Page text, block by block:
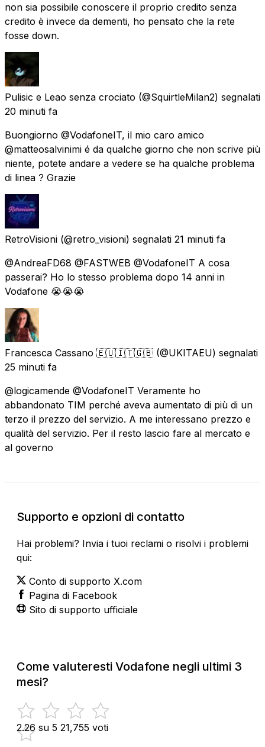
non sia possibile conoscere il proprio credito senza
credito è invece da dementi, ho pensato che la rete
fosse down.
Pulisic e Leao senza crociato (@SquirtleMilan2) segnalati
20 minuti fa
Buongiorno @VodafoneIT, il mio caro amico
@matteosalvinimi é da qualche giorno che non scrive più
niente, potete andare a vedere se ha qualche problema
di linea ? Grazie
RetroVisioni (@retro_visioni) segnalati 21 minuti fa
@AndreaFD68 @FASTWEB @VodafoneIT A cosa
passerai? Ho lo stesso problema dopo 14 anni in
Vodafone 😭😭😭
Francesca Cassano 🇪🇺🇮🇹🇬🇧 (@UKITAEU) segnalati
25 minuti fa
@logicamende @VodafoneIT Veramente ho
abbandonato TIM perché aveva aumentato di più di un
terzo il prezzo del servizio. A me interessano prezzo e
qualità del servizio. Per il resto lascio fare al mercato e
al governo
Supporto e opzioni di contatto
Hai problemi? Invia i tuoi reclami o risolvi i problemi
qui:
Conto di supporto X.com
Pagina di Facebook
Sito di supporto ufficiale
Come valuteresti Vodafone negli ultimi 3
mesi?
2.26 su 5 21,755 voti